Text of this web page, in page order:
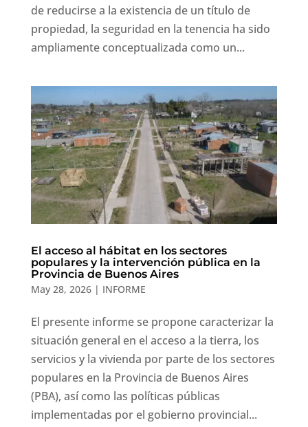
de reducirse a la existencia de un título de
propiedad, la seguridad en la tenencia ha sido
ampliamente conceptualizada como un...
El acceso al hábitat en los sectores
populares y la intervención pública en la
Provincia de Buenos Aires
May 28, 2026| INFORME
El presente informe se propone caracterizar la
situación general en el acceso a la tierra, los
servicios y la vivienda por parte de los sectores
populares en la Provincia de Buenos Aires
(PBA), así como las políticas públicas
implementadas por el gobierno provincial...